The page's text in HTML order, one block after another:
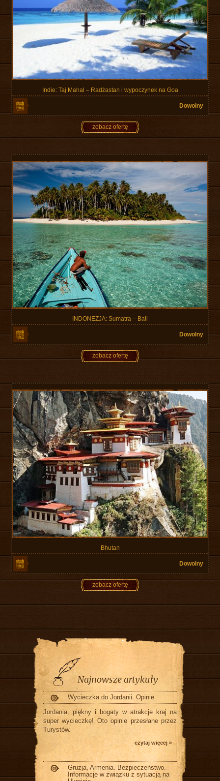
Indie: Taj Mahal – Radżastan i wypoczynek na Goa
Dowolny
zobacz ofertę
INDONEZJA: Sumatra – Bali
Dowolny
zobacz ofertę
Bhutan
Dowolny
zobacz ofertę
Najnowsze artykuły
Wycieczka do Jordanii. Opinie
Jordania, piękny i bogaty w atrakcje kraj na
super wycieczkę! Oto opinie przesłane przez
Turystów.
czytaj więcej »
Gruzja, Armenia. Bezpieczeństwo.
Informacje w związku z sytuacją na